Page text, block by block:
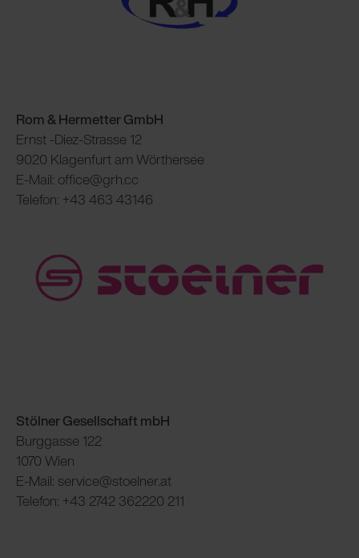
Rom & Hermetter GmbH
Ernst -Diez-Strasse 12
9020 Klagenfurt am Wörthersee
E-Mail: office@grh.cc
Telefon: +43 463 43146
Stölner Gesellschaft mbH
Burggasse 122
1070 Wien
E-Mail: service@stoelner.at
Telefon: +43 2742 362220 211